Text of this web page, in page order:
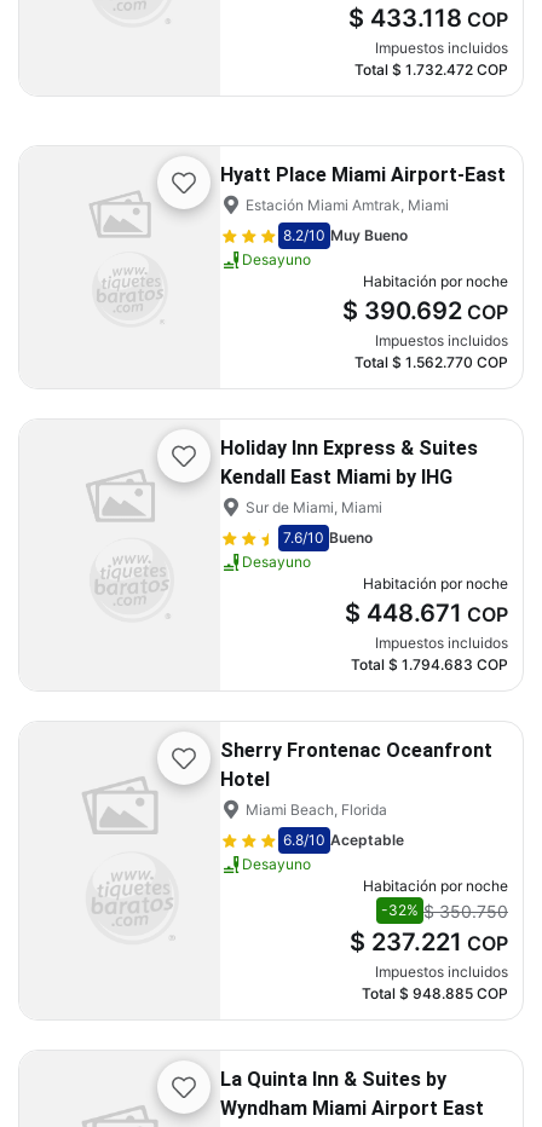
$ 433.118 COP
Impuestos incluidos
Total $ 1.732.472 COP
Hyatt Place Miami Airport-East
Estación Miami Amtrak, Miami
8.2/10 Muy Bueno
Desayuno
Habitación por noche
$ 390.692 COP
Impuestos incluidos
Total $ 1.562.770 COP
Holiday Inn Express & Suites
Kendall East Miami by IHG
Sur de Miami, Miami
7.6/10 Bueno
Desayuno
Habitación por noche
$ 448.671 COP
Impuestos incluidos
Total $ 1.794.683 COP
Sherry Frontenac Oceanfront
Hotel
Miami Beach, Florida
6.8/10 Aceptable
Desayuno
Habitación por noche
-32% $ 350.750
$ 237.221 COP
Impuestos incluidos
Total $ 948.885 COP
La Quinta Inn & Suites by
Wyndham Miami Airport East